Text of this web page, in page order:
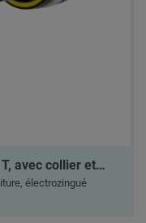
avec collier et…
électrozingué